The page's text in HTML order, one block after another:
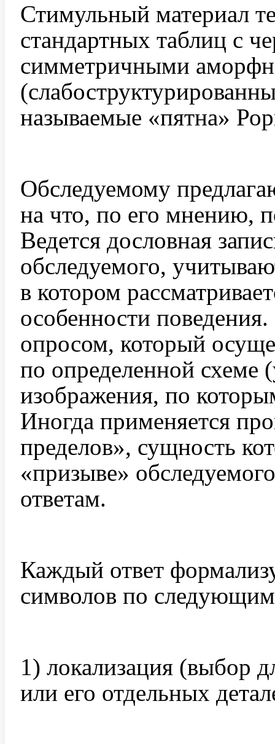
Стимульный материал
стандартных таблиц с
симметричными
называемые «пятна»
Обследуемому
на что, по его мнению,
Ведется дословная
обследуемого,
в котором
особенности
опросом, который
по определенной схеме
изображения, по
Иногда применяется
пределов», сущность
«призыве»
ответам.
Каждый ответ
символов по
1) локализация (выбор
или его отдельных